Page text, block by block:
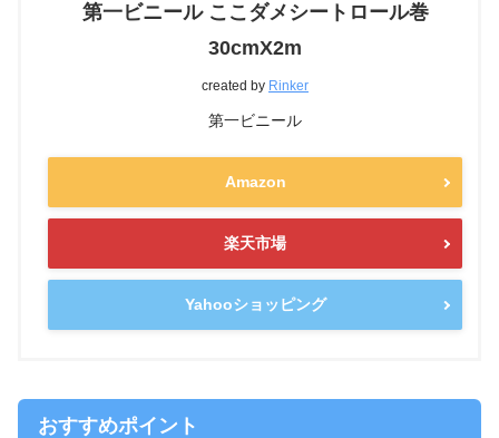
第一ビニール ここダメシートロール巻
30cmX2m
created by Rinker
第一ビニール
Amazon
楽天市場
Yahooショッピング
おすすめポイント